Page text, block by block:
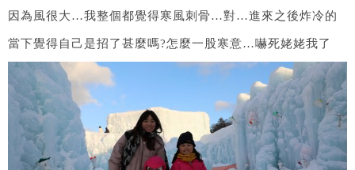
因為風很大…我整個都覺得寒風刺骨…對…進來之後炸冷的
當下覺得自己是招了甚麼嗎?怎麼一股寒意…嚇死姥姥我了